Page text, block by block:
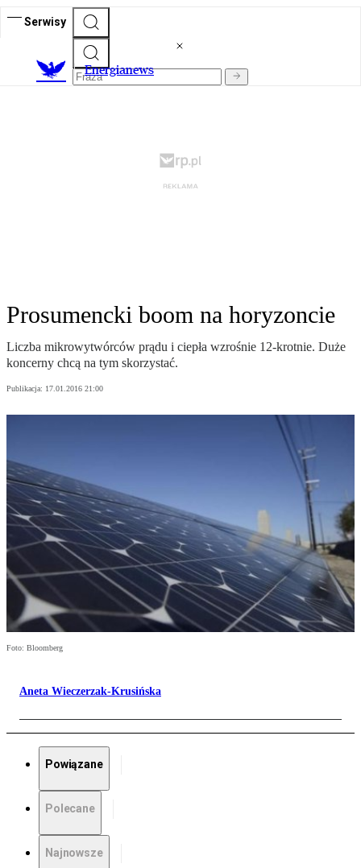
Serwisy
Energianews
Prosumencki boom na horyzoncie
Liczba mikrowytwórców prądu i ciepła wzrośnie 12-krotnie. Duże
koncerny chcą na tym skorzystać.
Publikacja: 17.01.2016 21:00
Foto: Bloomberg
Aneta Wieczerzak-Krusińska
Powiązane
Polecane
Najnowsze